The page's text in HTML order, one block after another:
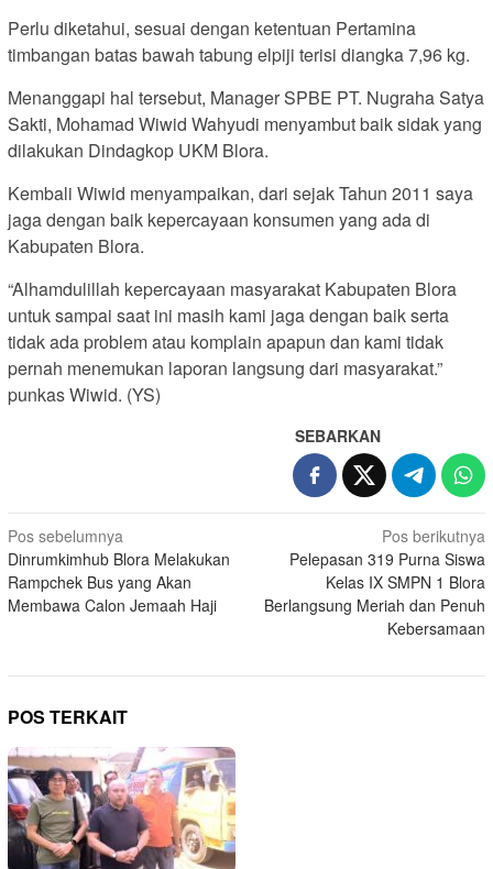
Perlu diketahui, sesuai dengan ketentuan Pertamina
timbangan batas bawah tabung elpiji terisi diangka 7,96 kg.
Menanggapi hal tersebut, Manager SPBE PT. Nugraha Satya
Sakti, Mohamad Wiwid Wahyudi menyambut baik sidak yang
dilakukan Dindagkop UKM Blora.
Kembali Wiwid menyampaikan, dari sejak Tahun 2011 saya
jaga dengan baik kepercayaan konsumen yang ada di
Kabupaten Blora.
“Alhamdulillah kepercayaan masyarakat Kabupaten Blora
untuk sampai saat ini masih kami jaga dengan baik serta
tidak ada problem atau komplain apapun dan kami tidak
pernah menemukan laporan langsung dari masyarakat.”
punkas Wiwid. (YS)
SEBARKAN
Navigasi
pos
Pos sebelumnya
Dinrumkimhub Blora Melakukan
Rampchek Bus yang Akan
Membawa Calon Jemaah Haji
Pos berikutnya
Pelepasan 319 Purna Siswa
Kelas IX SMPN 1 Blora
Berlangsung Meriah dan Penuh
Kebersamaan
POS TERKAIT